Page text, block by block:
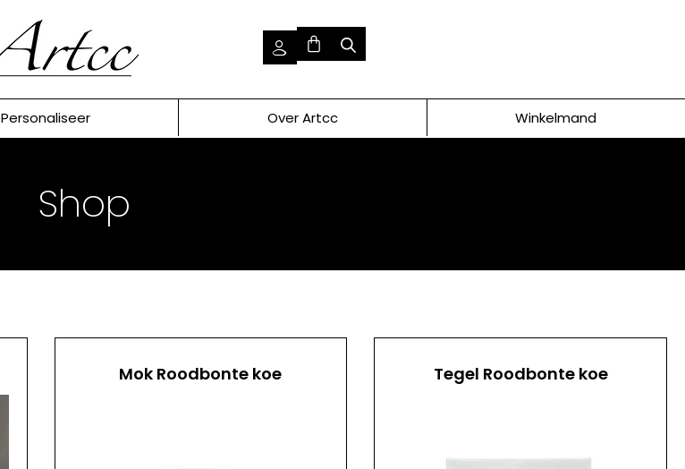
Personaliseer Over Artcc Winkelmand
Shop
Mok Roodbonte koe Tegel Roodbonte koe